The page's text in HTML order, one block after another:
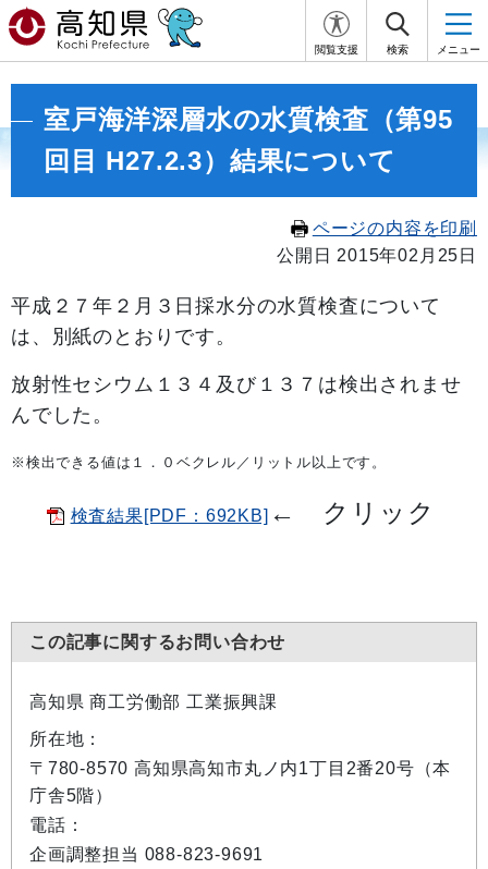
閲覧支援 検索 メニュー
室戸海洋深層水の水質検査（第95
回目 H27.2.3）結果について
ページの内容を印刷
公開日 2015年02月25日
平成２７年２ 月３日採水分の水質検査について
は、別紙のとおりです。
放射性セシウム１３４及び１３７は検出されませ
んでした。
※検出できる値は１．０ベクレル／リットル以上です。
検査結果[PDF：692KB] ← クリック
この記事に関するお問い合わせ
高知県 商工労働部 工業振興課
所在地：
〒780-8570 高知県高知市丸ノ内1丁目2番20号（本
庁舎5階）
電話：
企画調整担当 088-823-9691